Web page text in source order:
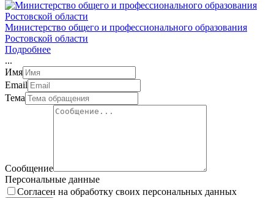
Министерство общего и профессионального образования
Ростовской области
Подробнее
...
Имя
Email
Тема
Сообщение
Персональные данные
Согласен на обработку своих персональных данных